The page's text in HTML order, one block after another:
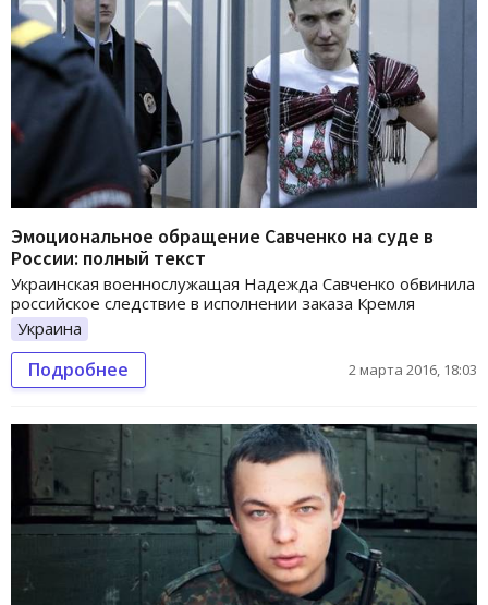
Эмоциональное обращение Савченко на суде в
России: полный текст
Украинская военнослужащая Надежда Савченко обвинила
российское следствие в исполнении заказа Кремля
Украина
Подробнее 2 марта 2016, 18:03